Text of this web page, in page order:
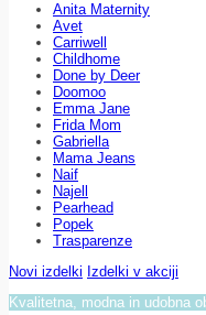
Anita Maternity
Avet
Carriwell
Childhome
Done by Deer
Doomoo
Emma Jane
Frida Mom
Gabriella
Mama Jeans
Naif
Najell
Pearhead
Popek
Trasparenze
Novi izdelki Izdelki v akciji
Kvalitetna, modna in udobna